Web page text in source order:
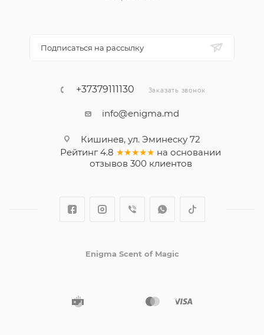
Подписаться на рассылку
+37379111130 Заказать звонок
info@enigma.md
Кишинев, ул. Эминеску 72
Рейтинг 4.8 ★★★★★ на основании
отзывов 300клиентов
Enigma Scent of Magic